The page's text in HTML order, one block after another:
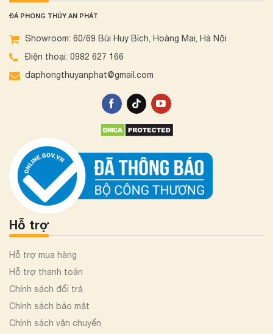
ĐÁ PHONG THỦY AN PHÁT
Showroom: 60/69 Bùi Huy Bích, Hoàng Mai, Hà Nội
Điện thoại: 0982 627 166
daphongthuyanphat@gmail.com
Hỗ trợ
Hỗ trợ mua hàng
Hỗ trợ thanh toán
Chính sách đổi trả
Chính sách bảo mật
Chính sách vận chuyển